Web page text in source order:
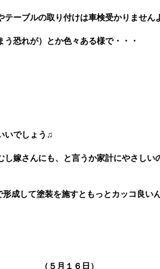
ーブルの取り付けは車検受かりません
恐れが）とか色々ある様で・・・
いでしょう♫
し嫁さんにも、と言うか家計にやさしい
成して塗装を施すともっとカッコ良い
（５月１６日）